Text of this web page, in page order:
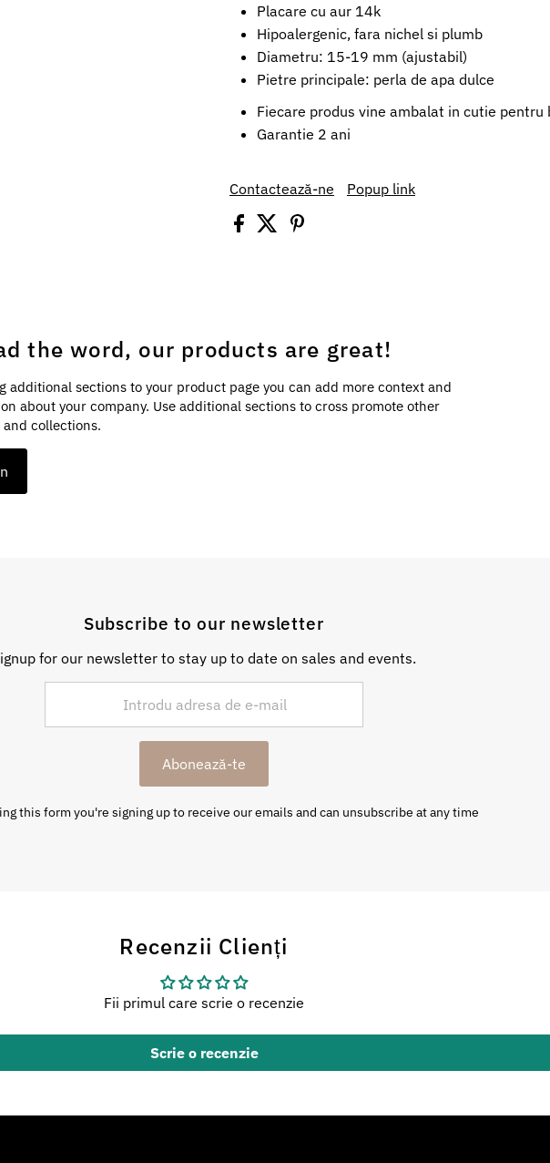
Placare cu aur 14k
Hipoalergenic, fara nichel si plumb
Diametru: 15-19 mm (ajustabil)
Pietre principale: perla de apa dulce
Fiecare produs vine ambalat in cutie pentru
Garantie 2 ani
Contactează-ne Popup link
the word, our products are great!
additional sections to your product page you can add more context and
about your company. Use additional sections to cross promote other
collections.
Subscribe to our newsletter
for our newsletter to stay up to date on sales and events.
Abonează-te
this form you're signing up to receive our emails and can unsubscribe at any time
Recenzii Clienți
Fii primul care scrie o recenzie
Scrie o recenzie